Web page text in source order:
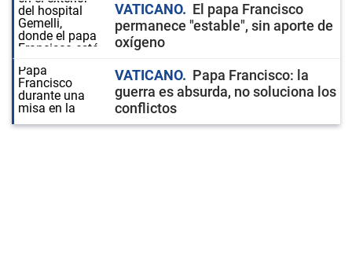
VATICANO
El papa Francisco
permanece "estable", sin aporte de
oxígeno
VATICANO
Papa Francisco: la
guerra es absurda, no soluciona los
conflictos